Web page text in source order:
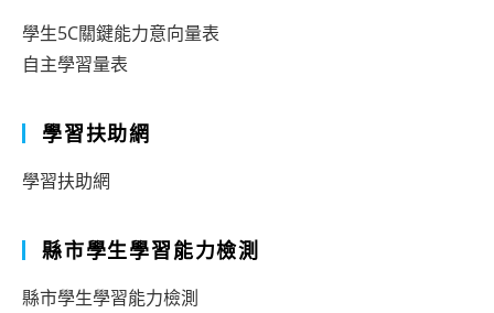
學生5C關鍵能力意向量表
自主學習量表
學習扶助網
學習扶助網
縣市學生學習能力檢測
縣市學生學習能力檢測